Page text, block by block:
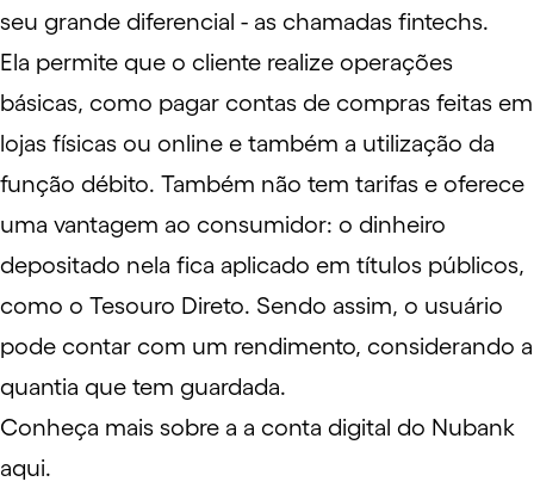
seu grande diferencial - as chamadas fintechs.
Ela permite que o cliente realize operações
básicas, como pagar contas de compras feitas em
lojas físicas ou online e também a utilização da
função débito. Também não tem tarifas e oferece
uma vantagem ao consumidor: o dinheiro
depositado nela fica aplicado em títulos públicos,
como o Tesouro Direto. Sendo assim, o usuário
pode contar com um rendimento, considerando a
quantia que tem guardada.
Conheça mais sobre a a conta digital do Nubank
aqui.